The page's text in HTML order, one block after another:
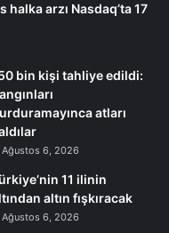
arzı Nasdaq’ta 17
bin kişi tahliye edildi:
atları
Ağustos 6, 2026
11 ilinin
altın fışkıracak
Ağustos 6, 2026